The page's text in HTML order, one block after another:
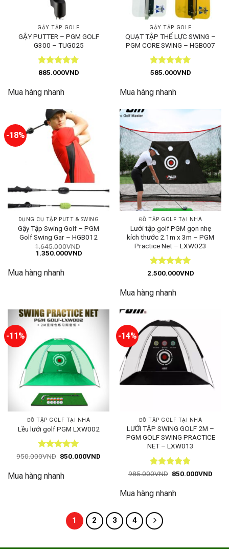
GẬY TẬP GOLF
GẬY PUTTER – PGM GOLF
G300 – TUG025
Được xếp
sao
885.000VND
Mua hàng nhanh
GẬY TẬP GOLF
QUẠT TẬP THỂ LỰC SWING –
PGM CORE SWING – HGB007
Được xếp
sao
585.000VND
Mua hàng nhanh
-18%
DỤNG CỤ TẬP PUTT & SWING
Gậy Tập Swing Golf – PGM
Golf Swing Gar – HGB012
1.645.000VND
Giá
1.645.000VND.
1.350.000VNDGiá
Mua hàng nhanh
ĐỒ TẬP GOLF TẠI NHÀ
Lưới tập golf PGM gọn nhẹ
kích thước 2.1m x 3m – PGM
Practice Net – LXW023
Được xếp
sao
2.500.000VND
Mua hàng nhanh
-11%
ĐỒ TẬP GOLF TẠI NHÀ
Lều lưới golf PGM LXW002
Được xếp
sao
950.000VND Giá
950.000VND.
850.000VND
Mua hàng nhanh
-14%
ĐỒ TẬP GOLF TẠI NHÀ
LƯỚI TẬP SWING GOLF 2M –
PGM GOLF SWING PRACTICE
NET – LXW013
Được xếp
sao
985.000VND Giá
985.000VND.
850.000VND
Mua hàng nhanh
1 2 3 4